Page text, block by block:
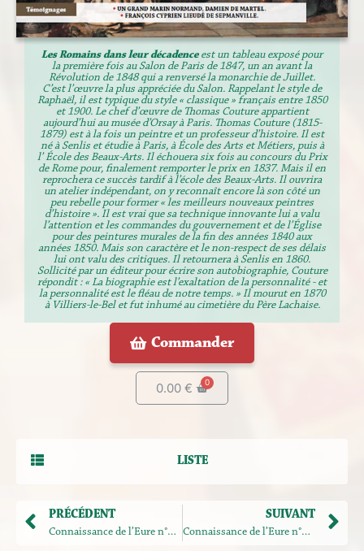
Les Romains dans leur décadenceest un tableau exposé pour
la première fois au Salon de Paris de 1847, un an avant la
Révolution de 1848 qui a renversé la monarchie de Juillet.
C’est l’œuvre la plus appréciée du Salon. Rappelant le style de
Raphaël, il est typique du style « classique » français entre 1850
et 1900. Le chef d’œuvre de Thomas Couture appartient
aujourd’hui au musée d’Orsay à Paris. Thomas Couture (1815-
1879) est à la fois un peintre et un professeur d’histoire. Il est
né à Senlis et étudie à Paris, à École des Arts et Métiers, puis à
l’ École des Beaux-Arts. Il échouera six fois au concours du Prix
de Rome pour, finalement remporter le prix en 1837. Mais il en
reprochera ce succès tardif à l’école des Beaux-Arts. Il ouvrira
un atelier indépendant, on y reconnaît encore là son côté un
peu rebelle pour former « les meilleurs nouveaux peintres
d’histoire ». Il est vrai que sa technique innovante lui a valu
l’attention et les commandes du gouvernement et de l’Église
pour des peintures murales de la fin des années 1840 aux
années 1850. Mais son caractère et le non-respect de ses délais
lui ont valu des critiques. Il retournera à Senlis en 1860.
Sollicité par un éditeur pour écrire son autobiographie, Couture
répondit : « La biographie est l’exaltation de la personnalité - et
la personnalité est le fléau de notre temps. » Il mourut en 1870
à Villiers-le-Bel et fut inhumé au cimetière du Père Lachaise.
Commander
0.00 €
LISTE
PRÉCÉDENT
Connaissance de l’Eure n°206
SUIVANT
Connaissance de l’Eure n°208